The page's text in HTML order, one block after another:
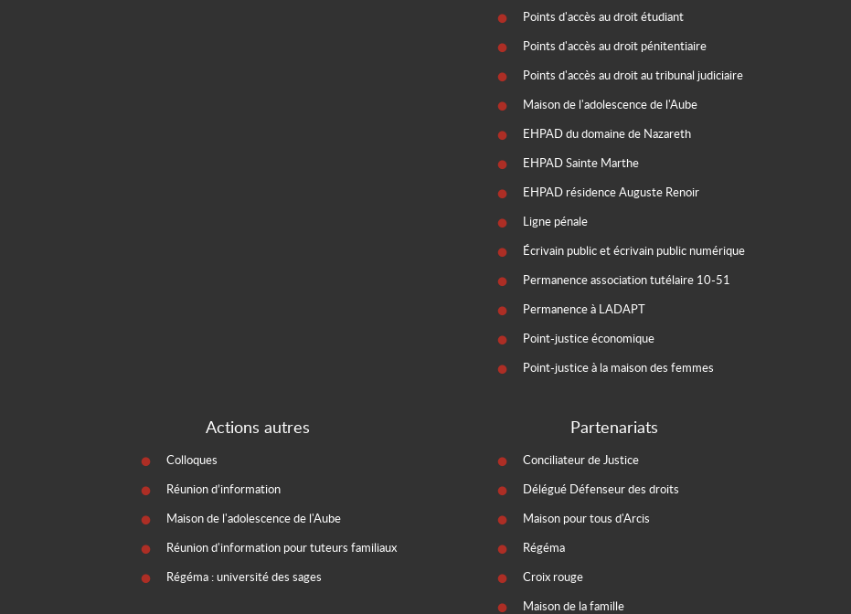
Points d'accès au droit étudiant
Points d'accès au droit pénitentiaire
Points d'accès au droit au tribunal judiciaire
Maison de l'adolescence de l'Aube
EHPAD du domaine de Nazareth
EHPAD Sainte Marthe
EHPAD résidence Auguste Renoir
Ligne pénale
Écrivain public et écrivain public numérique
Permanence association tutélaire 10-51
Permanence à LADAPT
Point-justice économique
Point-justice à la maison des femmes
Actions autres
Colloques
Réunion d’information
Maison de l'adolescence de l'Aube
Réunion d'information pour tuteurs familiaux
Régéma : université des sages
Partenariats
Conciliateur de Justice
Délégué Défenseur des droits
Maison pour tous d'Arcis
Régéma
Croix rouge
Maison de la famille